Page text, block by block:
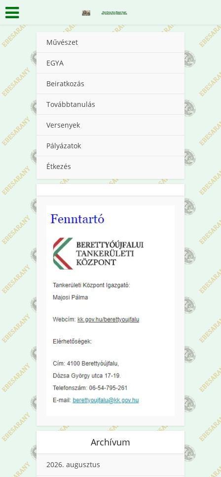
Művészet
EGYA
Beiratkozás
Továbbtanulás
Versenyek
Pályázatok
Étkezés
Archívum
2026. augusztus